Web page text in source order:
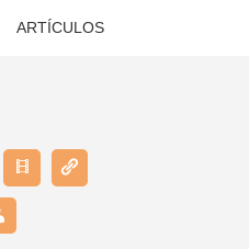
ARTÍCULOS